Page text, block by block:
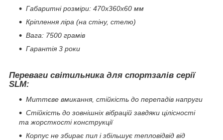
Габаритні розміри: 470х360х60 мм
Кріплення ліра (на стіну, стелю)
Вага: 7500 грамів
Гарантія 3 роки
Переваги світильника для спортзалів серії
SLM:
Миттєве вмикання, стійкість до перепадів напруги
Стійкість до зовнішніх вібрацій завдяки цілісності
та жорсткості конструкції
Корпус не збирає пил і збільшує тепловідвід від